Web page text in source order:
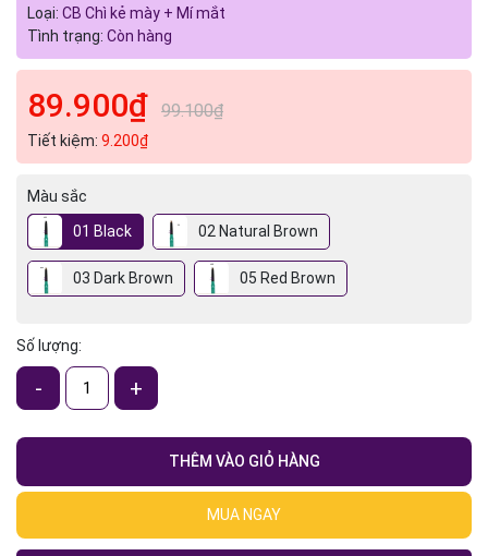
Loại: CB Chì kẻ mày + Mí mắt
Tình trạng: Còn hàng
89.900₫ 99.100₫
Tiết kiệm: 9.200₫
Màu sắc
01 Black
02 Natural Brown
03 Dark Brown 05 Red Brown
Số lượng:
- +
THÊM VÀO GIỎ HÀNG
MUA NGAY